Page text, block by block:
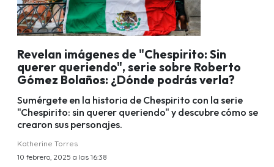
Revelan imágenes de "Chespirito: Sin
querer queriendo", serie sobre Roberto
Gómez Bolaños: ¿Dónde podrás verla?
Sumérgete en la historia de Chespirito con la serie
"Chespirito: sin querer queriendo" y descubre cómo se
crearon sus personajes.
Katherine Torres
10 febrero, 2025 a las 16:38